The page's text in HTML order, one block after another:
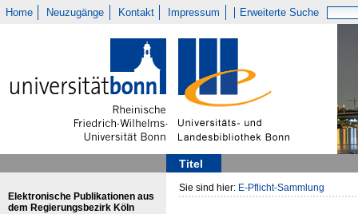
Home Neuzugänge Kontakt Impressum Erweiterte Suche
Titel
Elektronische Publikationen aus
dem Regierungsbezirk Köln
Sie sind hier: E-Pflicht-Sammlung